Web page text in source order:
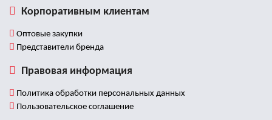
Корпоративным клиентам
Оптовые закупки
Представители бренда
Правовая информация
Политика обработки персональных данных
Пользовательское соглашение